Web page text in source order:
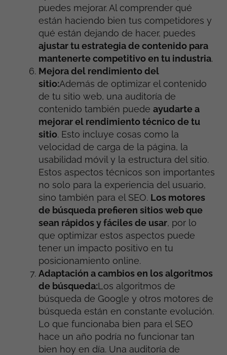
puedes mejorar. Al comprender qué
están haciendo bien tus competidores y
qué están dejando de hacer, puedes
ajustar tu estrategia de contenido para
mantenerte competitivo en tu industria.
Mejora del rendimiento del
sitio:Además de optimizar el contenido
de tu sitio web, una auditoría de
contenido también puedeayudarte a
mejorar el rendimiento técnico de tu
sitio. Esto incluye cosas como la
velocidad de carga de la página, la
usabilidad móvil y la estructura del sitio.
Estos aspectos técnicos son importantes
no solo para la experiencia del usuario,
sino también para el SEO. Los motores
de búsqueda prefieren sitios web que
sean rápidos y fáciles de usar, por lo
que optimizar estos aspectos puede
tener un impacto positivo en tu
posicionamiento online.
Adaptación a cambios en los algoritmos
de búsqueda:Los algoritmos de
búsqueda de Google y otros motores de
búsqueda están en constante evolución.
Lo que funcionaba bien para el SEO
hace un año podría no funcionar tan
bien hoy en día. Una auditoría de